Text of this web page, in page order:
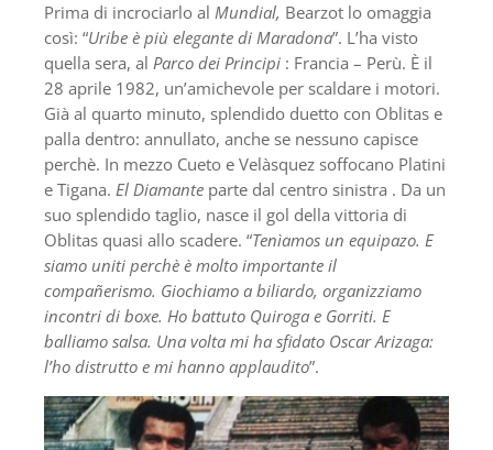
Prima di incrociarlo al Mundial, Bearzot lo omaggia
così: “Uribe è più elegante di Maradona”. L’ha visto
quella sera, al Parco dei Principi : Francia – Perù. È il
28 aprile 1982, un’amichevole per scaldare i motori.
Già al quarto minuto, splendido duetto con Oblitas e
palla dentro: annullato, anche se nessuno capisce
perchè. In mezzo Cueto e Velàsquez soffocano Platini
e Tigana. El Diamante parte dal centro sinistra . Da un
suo splendido taglio, nasce il gol della vittoria di
Oblitas quasi allo scadere. “Tenìamos un equipazo. E
siamo uniti perchè è molto importante il
compañerismo. Giochiamo a biliardo, organizziamo
incontri di boxe. Ho battuto Quiroga e Gorriti. E
balliamo salsa. Una volta mi ha sfidato Oscar Arizaga:
l’ho distrutto e mi hanno applaudito”.